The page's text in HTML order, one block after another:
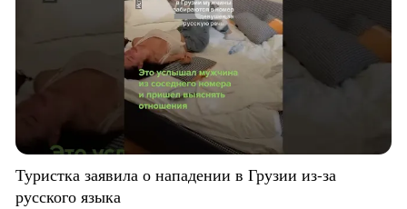
Туристка заявила о нападении в Грузии из-за
русского языка